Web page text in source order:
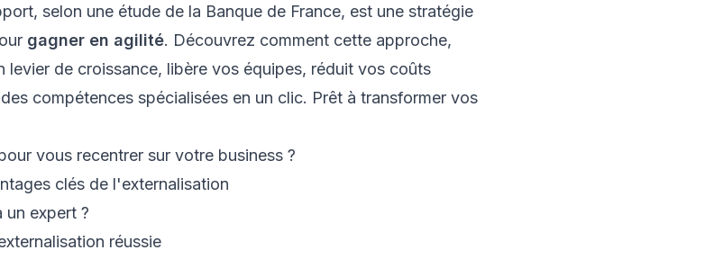
selon une étude de la Banque de France, est une stratégie
gagner en agilité. Découvrez comment cette approche,
levier de croissance, libère vos équipes, réduit vos coûts
compétences spécialisées en un clic. Prêt à transformer vos
vous recentrer sur votre business ?
clés de l'externalisation
expert ?
réussie